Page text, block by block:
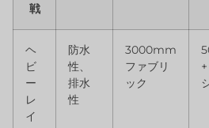
戦
ヘ
ビ
ー
レ
イ
防水
性、
排水
性
3000mm
ファブリ
ック